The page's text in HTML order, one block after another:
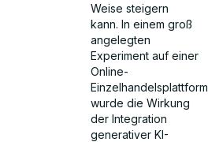
Weise steigern
kann. In einem groß
angelegten
Experiment auf einer
Online-
Einzelhandelsplattform
wurde die Wirkung
der Integration
generativer KI-